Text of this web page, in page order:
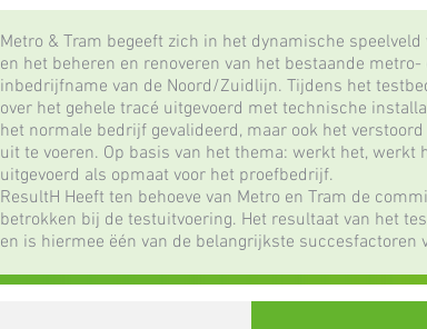
Metro & Tram begeeft zich in het dynamische
en het beheren en renoveren van het bestaande
inbedrijfname van de Noord/Zuidlijn. Tijdens het
over het gehele tracé uitgevoerd met technische
het normale bedrijf gevalideerd, maar ook het
uit te voeren. Op basis van het thema: werkt het,
uitgevoerd als opmaat voor het proefbedrijf.
ResultH Heeft ten behoeve van Metro en Tram de
betrokken bij de testuitvoering. Het resultaat van het
en is hiermee ëén van de belangrijkste succesfactoren